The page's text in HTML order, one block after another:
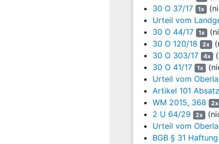
K a, Bl. 1117 ff, Bd.
zwischen den Parteien
6
Die Beklagte
Zeitraum jeweils
Zuwiderhandlungen
Abkommens über
Einzelheiten zur
Fassung/provisional
wird, handelt es sich
Klagepartei und/oder
7 Wegen der
30 O 37/17
1x
Urteil vom
30 O 44/17 1x
30 O 120/18
2x
30 O 303/17
4x
30 O 41/17
1x
Urteil vom
Artikel 101
WM 2015, 368
2x
2 U 64/29
2x
Urteil vom
BGB § 31